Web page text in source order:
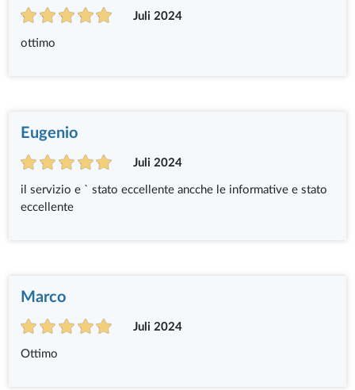
Juli 2024
ottimo
Eugenio
Juli 2024
il servizio e ` stato eccellente ancche le informative e stato
eccellente
Marco
Juli 2024
Ottimo